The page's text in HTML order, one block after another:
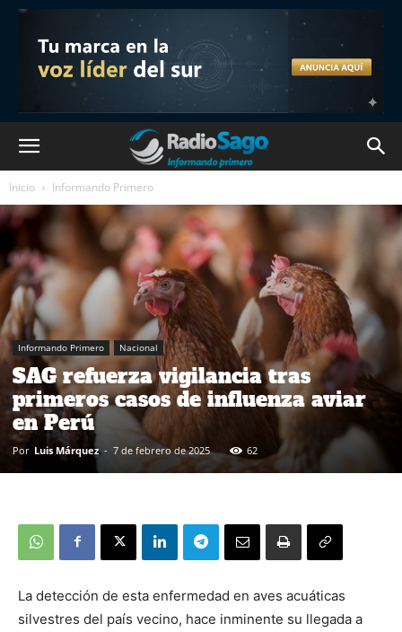
Inicio Informando Primero
Informando Primero Nacional
SAG refuerza vigilancia tras
primeros casos de influenza aviar
en Perú
Por Luis Márquez - 7 de febrero de 2025 62
La detección de esta enfermedad en aves acuáticas
silvestres del país vecino, hace inminente su llegada a